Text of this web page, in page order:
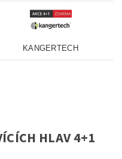
KANGERTECH
HLAV 4+1